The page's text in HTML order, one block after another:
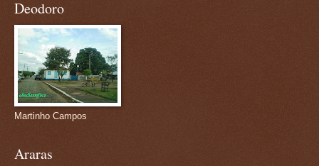
Deodoro
Martinho Campos
Araras